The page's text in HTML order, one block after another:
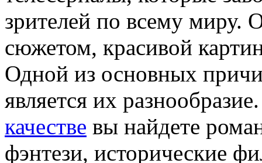
зрителей по всему миру.
сюжетом, красивой
Одной из основных
является их
качестве вы найдете
фэнтези, исторические